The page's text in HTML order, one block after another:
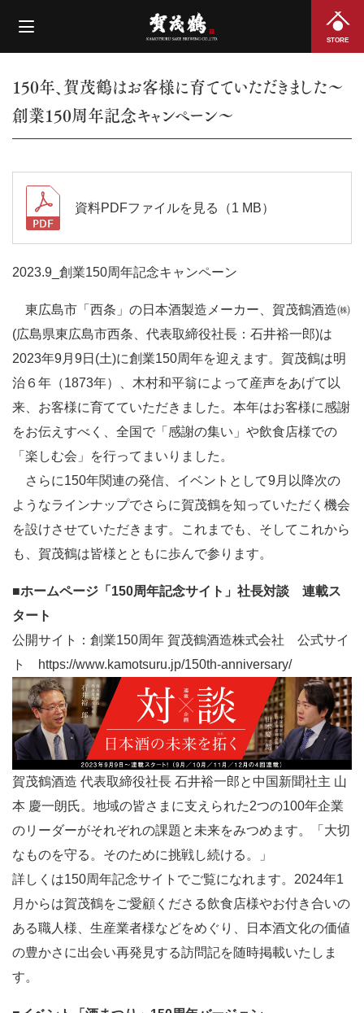
STORE
150年、賀茂鶴はお客様に育てていただきました～
創業150周年記念キャンペーン～
資料PDFファイルを見る（1 MB）
2023.9_創業150周年記念キャンペーン
東広島市「西条」の日本酒製造メーカー、賀茂鶴酒造㈱
(広島県東広島市西条、代表取締役社長：石井裕一郎)は
2023年9月9日(土)に創業150周年を迎えます。賀茂鶴は明
治６年（1873年）、木村和平翁によって産声をあげて以
来、お客様に育てていただきました。本年はお客様に感謝
をお伝えすべく、全国で「感謝の集い」や飲食店様での
「楽しむ会」を行ってまいりました。
さらに150年関連の発信、イベントとして9月以降次の
ようなラインナップでさらに賀茂鶴を知っていただく機会
を設けさせていただきます。これまでも、そしてこれから
も、賀茂鶴は皆様とともに歩んで参ります。
■ホームページ「150周年記念サイト」社長対談 連載ス
タート
公開サイト：創業150周年 賀茂鶴酒造株式会社 公式サイ
ト
https://www.kamotsuru.jp/150th-anniversary/
賀茂鶴酒造 代表取締役社長 石井裕一郎と中国新聞社主 山
本 慶一朗氏。地域の皆さまに支えられた2つの100年企業
のリーダーがそれぞれの課題と未来をみつめます。「大切
なものを守る。そのために挑戦し続ける。」
詳しくは150周年記念サイトでご覧になれます。2024年1
月からは賀茂鶴をご愛顧くださる飲食店様やお付き合いの
ある職人様、生産業者様などをめぐり、日本酒文化の価値
の豊かさに出会い再発見する訪問記を随時掲載いたしま
す。